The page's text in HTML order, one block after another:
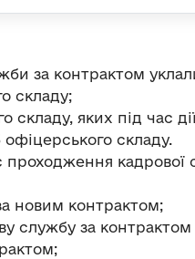
за контрактом
складу;
яких під час
складу.
проходження кадрової
новим контрактом;
службу за контрактом